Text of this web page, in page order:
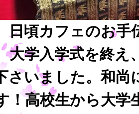
日頃カフェのお手
大学入学式を終え
さいました。和尚
！高校生から大学